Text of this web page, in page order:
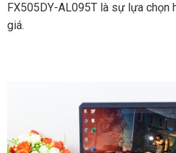
FX505DY-AL095T là sự lựa chọn
giá.